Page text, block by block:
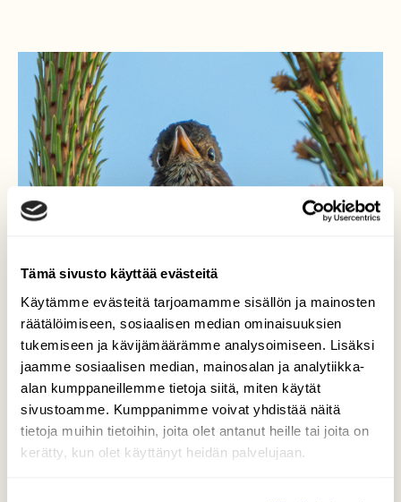
Tämä sivusto käyttää evästeitä
Käytämme evästeitä tarjoamamme sisällön ja mainosten
räätälöimiseen, sosiaalisen median ominaisuuksien
tukemiseen ja kävijämäärämme analysoimiseen. Lisäksi
jaamme sosiaalisen median, mainosalan ja analytiikka-
alan kumppaneillemme tietoja siitä, miten käytät
sivustoamme. Kumppanimme voivat yhdistää näitä
tietoja muihin tietoihin, joita olet antanut heille tai joita on
kerätty, kun olet käyttänyt heidän palvelujaan.
Tuijotus
Mustarastas (Turdus merula)
Valokuvaaja: Markku Saarinen, Paimela 19.5